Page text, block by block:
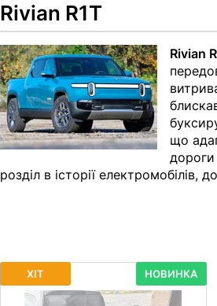
Rivian R1T
Rivian
що
дороги
розділ в історії електромобілів,
НОВИНКА
ХІТ